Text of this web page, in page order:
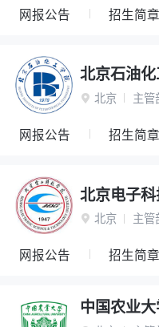
网报公告 招生简章
北京石油
 北京 主管
网报公告 招生简章
北京电子
 北京 主管
网报公告 招生简章
中国农业